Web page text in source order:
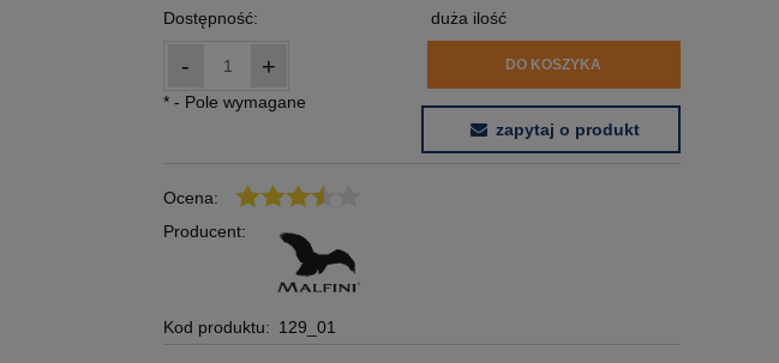
10 000X ETYKIETY SAMOPRZYLEPNE NA
Dostępność: duża ilość
- + DO KOSZYKA
* - Pole wymagane
zapytaj o produkt
Ocena:
Producent:
Kod produktu: 129_01